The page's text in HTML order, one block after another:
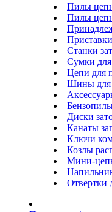
Пилы
Пилы
Станки
Сумки
Цепи для
Шины для
Диски
Канаты
Ключи
Козлы
Мини-
Отвертки